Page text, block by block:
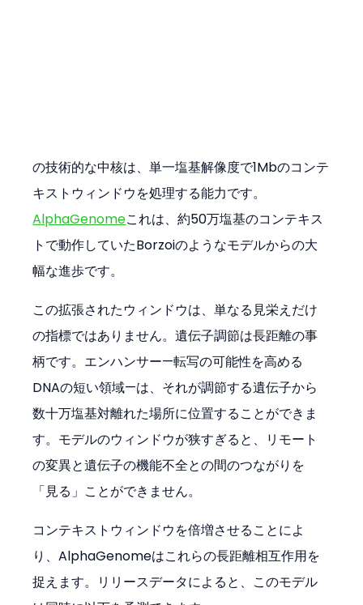
の技術的な中核は、単一塩基解像度で1Mbのコンテ
キストウィンドウを処理する能力です。
AlphaGenomeこれは、約50万塩基のコンテキス
トで動作していたBorzoiのようなモデルからの大
幅な進歩です。
この拡張されたウィンドウは、単なる見栄えだけ
の指標ではありません。遺伝子調節は長距離の事
柄です。エンハンサー—転写の可能性を高める
DNAの短い領域—は、それが調節する遺伝子から
数十万塩基対離れた場所に位置することができま
す。モデルのウィンドウが狭すぎると、リモート
の変異と遺伝子の機能不全との間のつながりを
「見る」ことができません。
コンテキストウィンドウを倍増させることによ
り、AlphaGenomeはこれらの長距離相互作用を
捉えます。リリースデータによると、このモデル